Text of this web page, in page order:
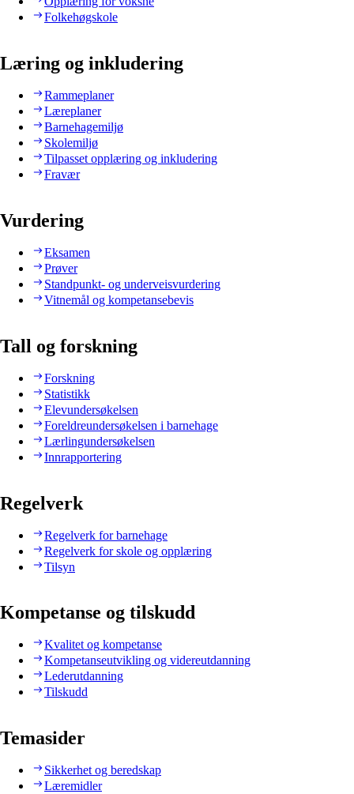
Folkehøgskole
Læring og inkludering
Rammeplaner
Læreplaner
Barnehagemiljø
Skolemiljø
Tilpasset opplæring og inkludering
Fravær
Vurdering
Eksamen
Prøver
Standpunkt- og underveisvurdering
Vitnemål og kompetansebevis
Tall og forskning
Forskning
Statistikk
Elevundersøkelsen
Foreldreundersøkelsen i barnehage
Lærlingundersøkelsen
Innrapportering
Regelverk
Regelverk for barnehage
Regelverk for skole og opplæring
Tilsyn
Kompetanse og tilskudd
Kvalitet og kompetanse
Kompetanseutvikling og videreutdanning
Lederutdanning
Tilskudd
Temasider
Sikkerhet og beredskap
Læremidler